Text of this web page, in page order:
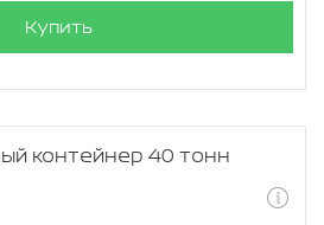
Купить
контейнер 40 тонн